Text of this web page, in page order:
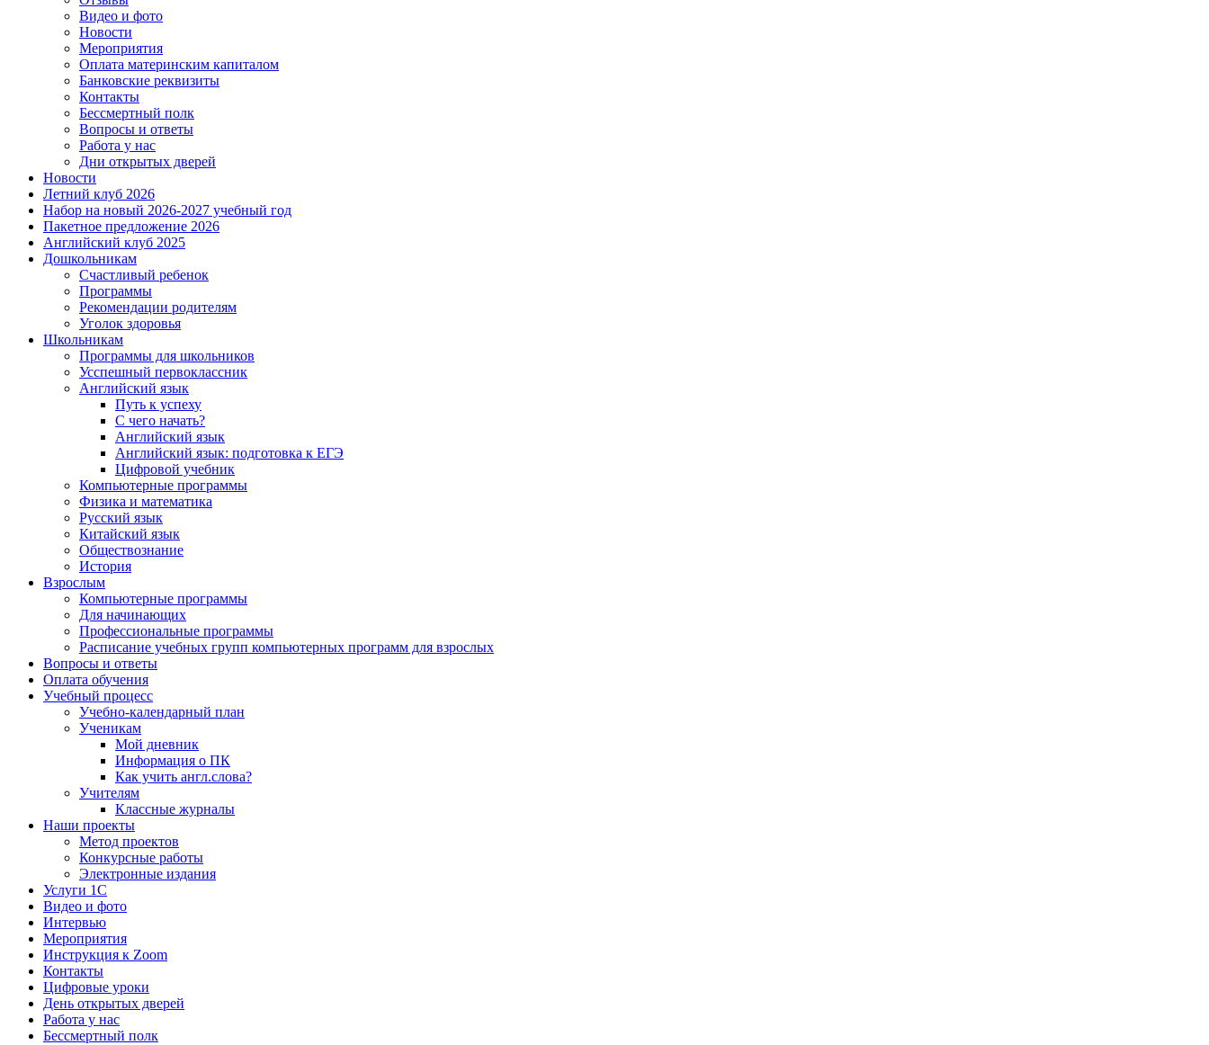
Видео и фото
Новости
Мероприятия
Оплата материнским капиталом
Банковские реквизиты
Контакты
Бессмертный полк
Вопросы и ответы
Работа у нас
Дни открытых дверей
Новости
Летний клуб 2026
Набор на новый 2026-2027 учебный год
Пакетное предложение 2026
Английский клуб 2025
Дошкольникам
Счастливый ребенок
Программы
Рекомендации родителям
Уголок здоровья
Школьникам
Программы для школьников
Усспешный первоклассник
Английский язык
Путь к успеху
С чего начать?
Английский язык
Английский язык: подготовка к ЕГЭ
Цифровой учебник
Компьютерные программы
Физика и математика
Русский язык
Китайский язык
Обществознание
История
Взрослым
Компьютерные программы
Для начинающих
Профессиональные программы
Расписание учебных групп компьютерных программ для взрослых
Вопросы и ответы
Оплата обучения
Учебный процесс
Учебно-календарный план
Ученикам
Мой дневник
Информация о ПК
Как учить англ.слова?
Учителям
Классные журналы
Наши проекты
Метод проектов
Конкурсные работы
Электронные издания
Услуги 1C
Видео и фото
Интервью
Мероприятия
Инструкция к Zoom
Контакты
Цифровые уроки
День открытых дверей
Работа у нас
Бессмертный полк